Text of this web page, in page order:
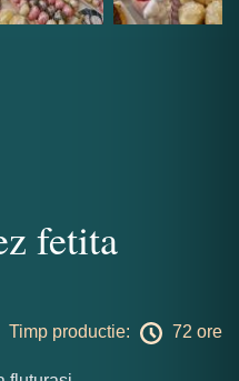
fetita
Timp productie: 72 ore